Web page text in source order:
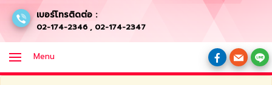
เบอร์โทรติดต่อ :
02-174-2346 , 02-174-2347
Menu